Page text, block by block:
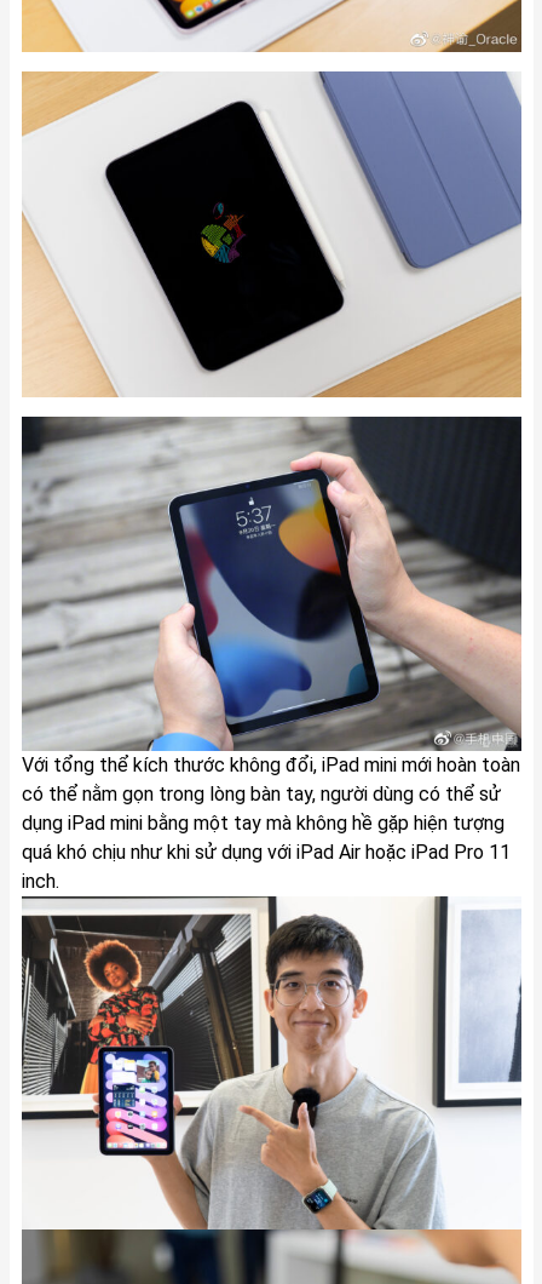
Với tổng thể kích thước không đổi, iPad mini mới hoàn toàn
có thể nằm gọn trong lòng bàn tay, người dùng có thể sử
dụng iPad mini bằng một tay mà không hề gặp hiện tượng
quá khó chịu như khi sử dụng với iPad Air hoặc iPad Pro 11
inch.